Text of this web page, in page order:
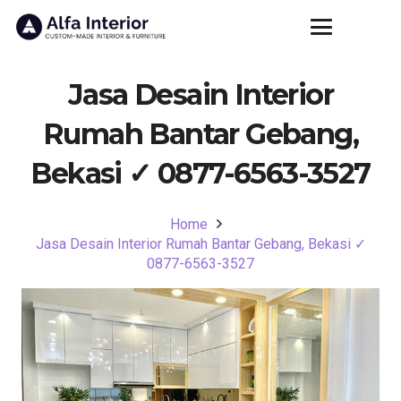
Jasa Desain Interior
Rumah Bantar Gebang,
Bekasi ✓ 0877-6563-3527
Home
Jasa Desain Interior Rumah Bantar Gebang, Bekasi ✓
0877-6563-3527